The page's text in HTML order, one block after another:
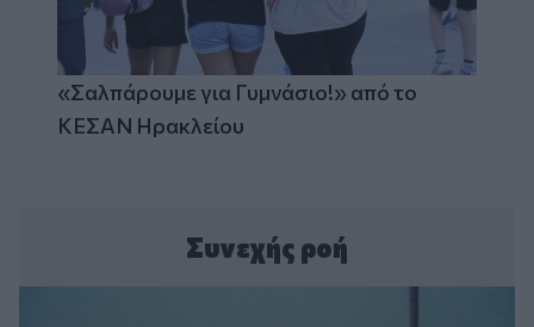
«Σαλπάρουμε για Γυμνάσιο!» από το
ΚΕΣΑΝ Ηρακλείου
Συνεχής ροή